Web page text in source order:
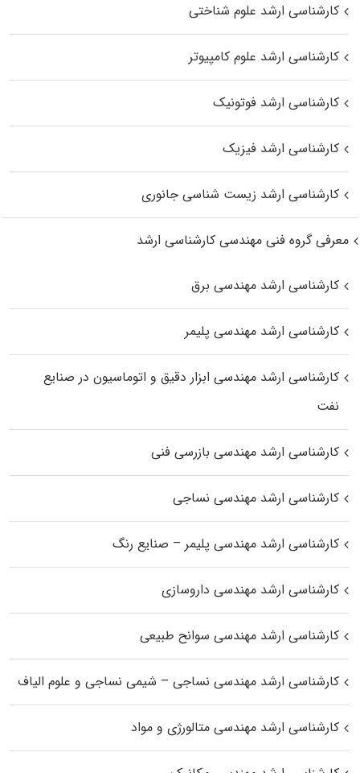
کارشناسی ارشد علوم شناختی
کارشناسی ارشد علوم کامپیوتر
کارشناسی ارشد فوتونیک
کارشناسی ارشد فیزیک
کارشناسی ارشد زیست‌ شناسی جانوری
معرفی گروه فنی مهندسی کارشناسی ارشد
کارشناسی ارشد مهندسی برق
کارشناسی ارشد مهندسی پلیمر
کارشناسی ارشد مهندسی ابزار دقیق و اتوماسیون در صنایع
نفت
کارشناسی ارشد مهندسی بازرسی فنی
کارشناسی ارشد مهندسی نساجی
کارشناسی ارشد مهندسی پلیمر – صنایع رنگ
کارشناسی ارشد مهندسی داروسازی
کارشناسی ارشد مهندسی سوانح طبیعی
کارشناسی ارشد مهندسی نساجی – شیمی نساجی و علوم الیاف
کارشناسی ارشد مهندسی متالورژی و مواد